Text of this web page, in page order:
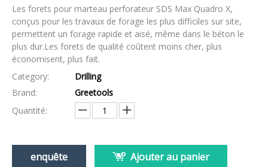
Les forets pour marteau perforateur SDS Max Quadro X,
conçus pour les travaux de forage les plus difficiles sur site,
permettent un forage rapide et aisé, même dans le béton le
plus dur.Les forets de qualité coûtent moins cher, plus
économisent, plus fait.
Category:
Drilling
Brand:
Greetools
Quantité:
enquête Ajouter au panier